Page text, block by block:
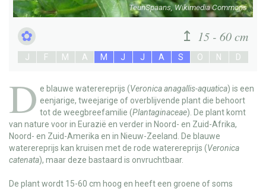
TeunSpaans, Wikimedia Commons
15 - 60 cm
J F M A M J J A S O N D
D e blauwe waterereprijs (Veronica anagallis-aquatica) is een
eenjarige, tweejarige of overblijvende plant die behoort
tot de weegbreefamilie (Plantaginaceae). De plant komt
van nature voor in Eurazië en verder in Noord- en Zuid-Afrika,
Noord- en Zuid-Amerika en in Nieuw-Zeeland. De blauwe
waterereprijs kan kruisen met de rode waterereprijs (Veronica
catenata), maar deze bastaard is onvruchtbaar.
De plant wordt 15-60 cm hoog en heeft een groene of soms